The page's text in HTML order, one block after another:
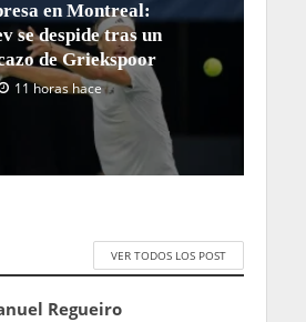
en Montreal:
se despide tras un
de Griekspoor
11 horas hace
VER TODOS LOS POST
Regueiro